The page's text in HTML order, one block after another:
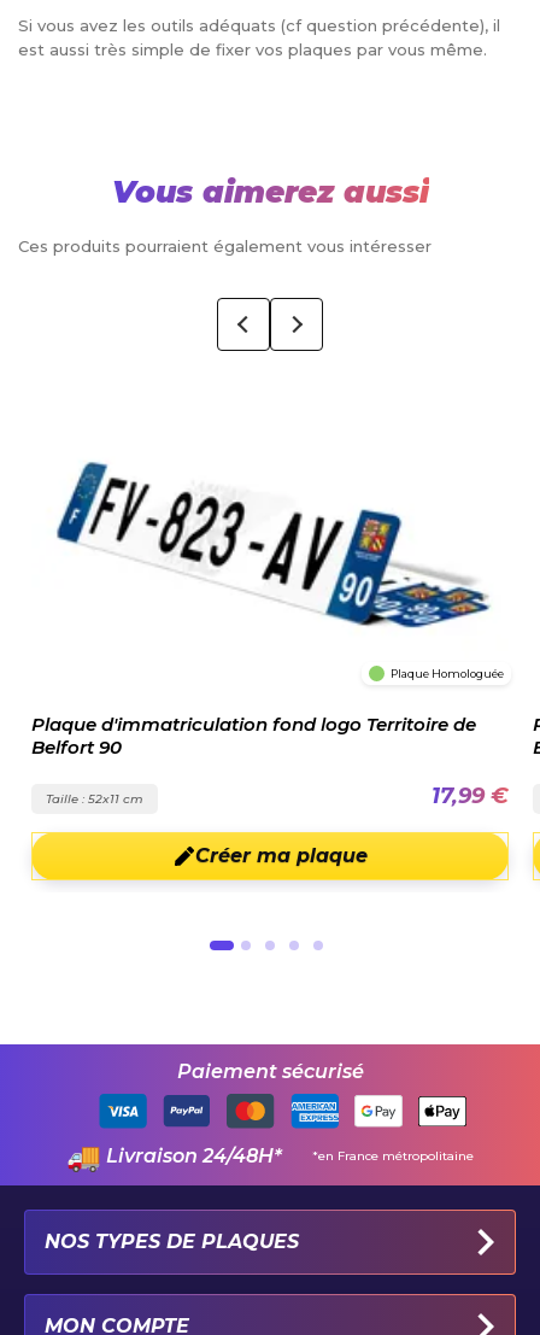
Si vous avez les outils adéquats (cf question précédente), il
est aussi très simple de fixer vos plaques par vous même.
Vous aimerez aussi
Ces produits pourraient également vous intéresser
Plaque Homologuée
Plaque d'immatriculation fond logo Territoire de
Belfort 90
Taille : 52x11 cm 17,99 €
Créer ma plaque
Paiement sécurisé
Livraison 24/48H* *en France métropolitaine
NOS TYPES DE PLAQUES
MON COMPTE